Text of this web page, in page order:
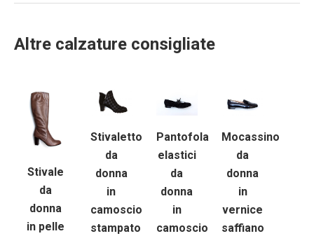
Altre calzature consigliate
Stivale
da
donna
in pelle
Stivaletto
da
donna
in
camoscio
stampato
Pantofola
elastici
da
donna
in
camoscio
Mocassino
da
donna
in
vernice
saffiano